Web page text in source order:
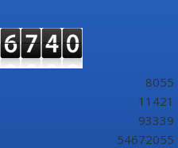
8055
11421
93339
54672055